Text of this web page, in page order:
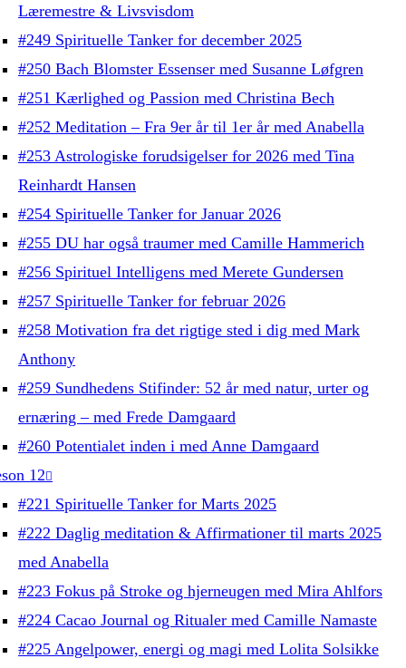
Læremestre & Livsvisdom
#249 Spirituelle Tanker for december 2025
#250 Bach Blomster Essenser med Susanne Løfgren
#251 Kærlighed og Passion med Christina Bech
#252 Meditation – Fra 9er år til 1er år med Anabella
#253 Astrologiske forudsigelser for 2026 med Tina
Reinhardt Hansen
#254 Spirituelle Tanker for Januar 2026
#255 DU har også traumer med Camille Hammerich
#256 Spirituel Intelligens med Merete Gundersen
#257 Spirituelle Tanker for februar 2026
#258 Motivation fra det rigtige sted i dig med Mark
Anthony
#259 Sundhedens Stifinder: 52 år med natur, urter og
ernæring – med Frede Damgaard
#260 Potentialet inden i med Anne Damgaard
12
#221 Spirituelle Tanker for Marts 2025
#222 Daglig meditation & Affirmationer til marts 2025
med Anabella
#223 Fokus på Stroke og hjerneugen med Mira Ahlfors
#224 Cacao Journal og Ritualer med Camille Namaste
#225 Angelpower, energi og magi med Lolita Solsikke